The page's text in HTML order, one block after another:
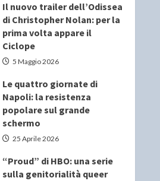
Il nuovo trailer dell’Odissea
di Christopher Nolan: per la
prima volta appare il
Ciclope
5 Maggio 2026
Le quattro giornate di
Napoli: la resistenza
popolare sul grande
schermo
25 Aprile 2026
“Proud” di HBO: una serie
sulla genitorialità queer